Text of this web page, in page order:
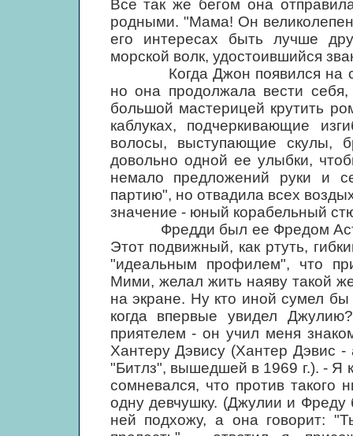
Все так же бегом она
родными. "Мама! Он
его интересах быть лучше
морской волк, удостоившийся
Когда Джон появился на
но она продолжала вести
большой мастерицей крутить
каблуках, подчеркивающие
волосы, выступающие скулы,
довольно одной ее улыбки,
немало предложений руки и
партию", но отвадила всех
значение - юный корабельный
Фредди был ее Фредом
Этот подвижный, как ртуть,
"идеальным профилем", что
Мими, желал жить наяву такой
на экране. Ну кто иной сумел бы
когда впервые увидел
приятелем - он учил меня
Хантеру Дэвису (Хантер Дэвис
"Битлз", вышедшей в 1969 г.). - Я
сомневался, что против
одну девчушку. (Джулии и
ней подхожу, а она говорит: